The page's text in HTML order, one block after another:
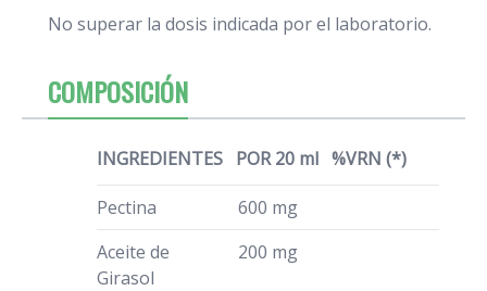
No superar la dosis indicada por el laboratorio.
COMPOSICIÓN
INGREDIENTES POR 20 ml %VRN (*)
Pectina
600 mg
Aceite de
Girasol
200 mg